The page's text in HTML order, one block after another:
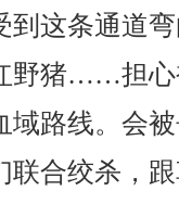
到这条通道
野猪……担心
域路线。会
联合绞杀，